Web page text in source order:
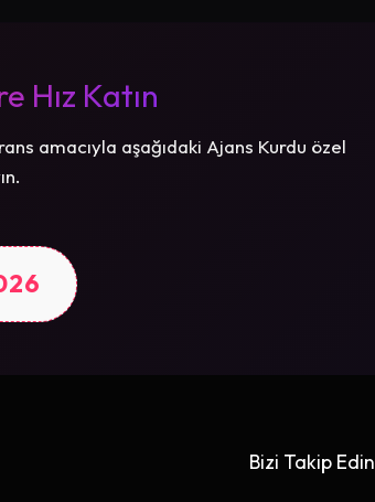
Hız Katın
amacıyla aşağıdaki Ajans Kurdu özel
Bizi Takip Edin